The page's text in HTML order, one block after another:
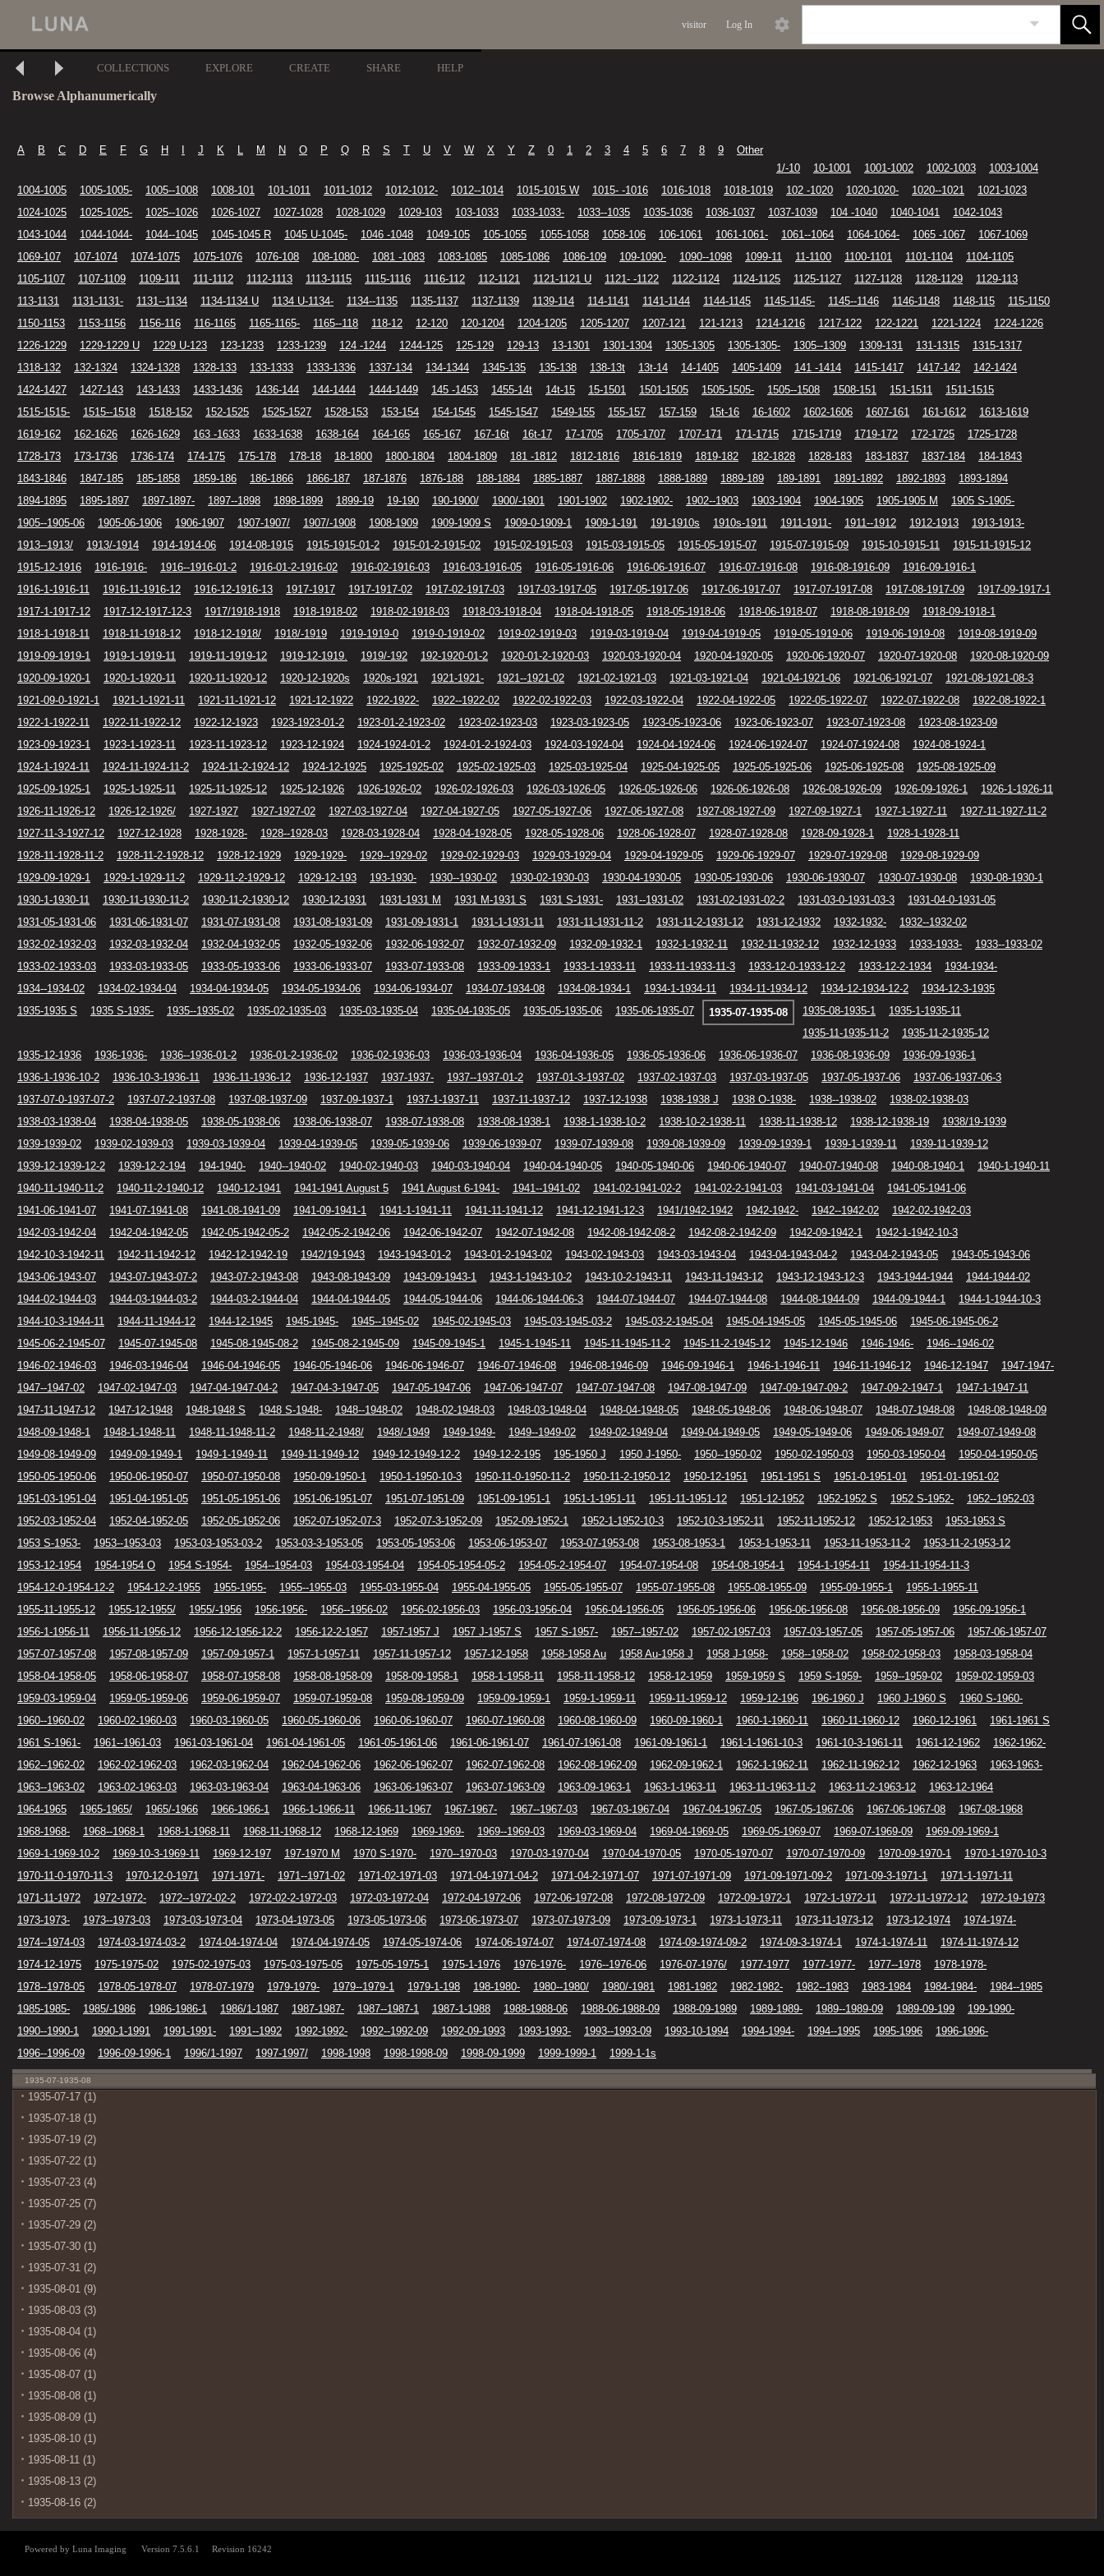
visitor Log In
COLLECTIONS EXPLORE CREATE SHARE HELP
Browse Alphanumerically
A B C D E F G H J K L M N O P Q R S T U V W X Y Z 0 1 2 3 4 5 6 7 8 9
Other
1/-10
10-1001 1001-1002 1002-1003
1003-1004
1004-1005
1005-1005- 1005--1008 1008-101 101-1011 1011-1012 1012-1012- 1012--1014 1015-1015 W 1015- -1016 1016-1018 1018-1019 102 -1020 1020-1020- 1020--1021
1021-1023
1024-1025
1025-1025- 1025--1026 1026-1027 1027-1028 1028-1029 1029-103 103-1033 1033-1033- 1033--1035 1035-1036 1036-1037 1037-1039 104 -1040 1040-1041
1042-1043
1043-1044
1044-1044- 1044--1045 1045-1045 R 1045 U-1045- 1046 -1048 1049-105 105-1055 1055-1058 1058-106 106-1061 1061-1061- 1061--1064 1064-1064- 1065 -1067
1067-1069
1069-107
107-1074 1074-1075 1075-1076 1076-108 108-1080- 1081 -1083 1083-1085 1085-1086 1086-109 109-1090- 1090--1098 1099-11 11-1100 1100-1101 1101-1104
1104-1105
1105-1107
1107-1109 1109-111 111-1112 1112-1113 1113-1115 1115-1116 1116-112 112-1121 1121-1121 U 1121- -1122 1122-1124 1124-1125 1125-1127 1127-1128 1128-1129
1129-113
113-1131
1131-1131- 1131--1134 1134-1134 U 1134 U-1134- 1134--1135 1135-1137 1137-1139 1139-114 114-1141 1141-1144 1144-1145 1145-1145- 1145--1146 1146-1148 1148-115
115-1150
1150-1153
1153-1156 1156-116 116-1165 1165-1165- 1165--118 118-12 12-120 120-1204 1204-1205 1205-1207 1207-121 121-1213 1214-1216 1217-122 122-1221 1221-1224
1224-1226
1226-1229
1229-1229 U 1229 U-123 123-1233 1233-1239 124 -1244 1244-125 125-129 129-13 13-1301 1301-1304 1305-1305 1305-1305- 1305--1309 1309-131 131-1315
1315-1317
1318-132
132-1324 1324-1328 1328-133 133-1333 1333-1336 1337-134 134-1344 1345-135 135-138 138-13t 13t-14 14-1405 1405-1409 141 -1414 1415-1417 1417-142
142-1424
1424-1427
1427-143 143-1433 1433-1436 1436-144 144-1444 1444-1449 145 -1453 1455-14t 14t-15 15-1501 1501-1505 1505-1505- 1505--1508 1508-151 151-1511
1511-1515
1515-1515-
1515--1518 1518-152 152-1525 1525-1527 1528-153 153-154 154-1545 1545-1547 1549-155 155-157 157-159 15t-16 16-1602 1602-1606 1607-161 161-1612
1613-1619
1619-162
162-1626 1626-1629 163 -1633 1633-1638 1638-164 164-165 165-167 167-16t 16t-17 17-1705 1705-1707 1707-171 171-1715 1715-1719 1719-172 172-1725
1725-1728
1728-173
173-1736 1736-174 174-175 175-178 178-18 18-1800 1800-1804 1804-1809 181 -1812 1812-1816 1816-1819 1819-182 182-1828 1828-183 183-1837 1837-184
184-1843
1843-1846
1847-185 185-1858 1859-186 186-1866 1866-187 187-1876 1876-188 188-1884 1885-1887 1887-1888 1888-1889 1889-189 189-1891 1891-1892 1892-1893
1893-1894
1894-1895
1895-1897 1897-1897- 1897--1898 1898-1899 1899-19 19-190 190-1900/ 1900/-1901 1901-1902 1902-1902- 1902--1903 1903-1904 1904-1905 1905-1905 M
1905 S-1905-
1905--1905-06
1905-06-1906 1906-1907 1907-1907/ 1907/-1908 1908-1909 1909-1909 S 1909-0-1909-1 1909-1-191 191-1910s 1910s-1911 1911-1911- 1911--1912 1912-1913
1913-1913-
1913--1913/
1913/-1914 1914-1914-06 1914-08-1915 1915-1915-01-2 1915-01-2-1915-02 1915-02-1915-03 1915-03-1915-05 1915-05-1915-07 1915-07-1915-09 1915-10-1915-11
1915-11-1915-12
1915-12-1916
1916-1916- 1916--1916-01-2 1916-01-2-1916-02 1916-02-1916-03 1916-03-1916-05 1916-05-1916-06 1916-06-1916-07 1916-07-1916-08 1916-08-1916-09
1916-09-1916-1
1916-1-1916-11
1916-11-1916-12 1916-12-1916-13 1917-1917 1917-1917-02 1917-02-1917-03 1917-03-1917-05 1917-05-1917-06 1917-06-1917-07 1917-07-1917-08 1917-08-1917-09
1917-09-1917-1
1917-1-1917-12
1917-12-1917-12-3 1917/1918-1918 1918-1918-02 1918-02-1918-03 1918-03-1918-04 1918-04-1918-05 1918-05-1918-06 1918-06-1918-07 1918-08-1918-09
1918-09-1918-1
1918-1-1918-11
1918-11-1918-12 1918-12-1918/ 1918/-1919 1919-1919-0 1919-0-1919-02 1919-02-1919-03 1919-03-1919-04 1919-04-1919-05 1919-05-1919-06 1919-06-1919-08
1919-08-1919-09
1919-09-1919-1
1919-1-1919-11 1919-11-1919-12 1919-12-1919. 1919/-192 192-1920-01-2 1920-01-2-1920-03 1920-03-1920-04 1920-04-1920-05 1920-06-1920-07 1920-07-1920-08
1920-08-1920-09
1920-09-1920-1
1920-1-1920-11 1920-11-1920-12 1920-12-1920s 1920s-1921 1921-1921- 1921--1921-02 1921-02-1921-03 1921-03-1921-04 1921-04-1921-06 1921-06-1921-07
1921-08-1921-08-3
1921-09-0-1921-1
1921-1-1921-11 1921-11-1921-12 1921-12-1922 1922-1922- 1922--1922-02 1922-02-1922-03 1922-03-1922-04 1922-04-1922-05 1922-05-1922-07 1922-07-1922-08
1922-08-1922-1
1922-1-1922-11
1922-11-1922-12 1922-12-1923 1923-1923-01-2 1923-01-2-1923-02 1923-02-1923-03 1923-03-1923-05 1923-05-1923-06 1923-06-1923-07 1923-07-1923-08
1923-08-1923-09
1923-09-1923-1
1923-1-1923-11 1923-11-1923-12 1923-12-1924 1924-1924-01-2 1924-01-2-1924-03 1924-03-1924-04 1924-04-1924-06 1924-06-1924-07 1924-07-1924-08
1924-08-1924-1
1924-1-1924-11
1924-11-1924-11-2 1924-11-2-1924-12 1924-12-1925 1925-1925-02 1925-02-1925-03 1925-03-1925-04 1925-04-1925-05 1925-05-1925-06 1925-06-1925-08
1925-08-1925-09
1925-09-1925-1
1925-1-1925-11 1925-11-1925-12 1925-12-1926 1926-1926-02 1926-02-1926-03 1926-03-1926-05 1926-05-1926-06 1926-06-1926-08 1926-08-1926-09 1926-09-1926-1
1926-1-1926-11
1926-11-1926-12
1926-12-1926/ 1927-1927 1927-1927-02 1927-03-1927-04 1927-04-1927-05 1927-05-1927-06 1927-06-1927-08 1927-08-1927-09 1927-09-1927-1 1927-1-1927-11
1927-11-1927-11-2
1927-11-3-1927-12
1927-12-1928 1928-1928- 1928--1928-03 1928-03-1928-04 1928-04-1928-05 1928-05-1928-06 1928-06-1928-07 1928-07-1928-08 1928-09-1928-1
1928-1-1928-11
1928-11-1928-11-2
1928-11-2-1928-12 1928-12-1929 1929-1929- 1929--1929-02 1929-02-1929-03 1929-03-1929-04 1929-04-1929-05 1929-06-1929-07 1929-07-1929-08
1929-08-1929-09
1929-09-1929-1
1929-1-1929-11-2 1929-11-2-1929-12 1929-12-193 193-1930- 1930--1930-02 1930-02-1930-03 1930-04-1930-05 1930-05-1930-06 1930-06-1930-07 1930-07-1930-08
1930-08-1930-1
1930-1-1930-11
1930-11-1930-11-2 1930-11-2-1930-12 1930-12-1931 1931-1931 M 1931 M-1931 S 1931 S-1931- 1931--1931-02 1931-02-1931-02-2 1931-03-0-1931-03-3
1931-04-0-1931-05
1931-05-1931-06
1931-06-1931-07 1931-07-1931-08 1931-08-1931-09 1931-09-1931-1 1931-1-1931-11 1931-11-1931-11-2 1931-11-2-1931-12 1931-12-1932 1932-1932-
1932--1932-02
1932-02-1932-03
1932-03-1932-04 1932-04-1932-05 1932-05-1932-06 1932-06-1932-07 1932-07-1932-09 1932-09-1932-1 1932-1-1932-11 1932-11-1932-12 1932-12-1933 1933-1933-
1933--1933-02
1933-02-1933-03
1933-03-1933-05 1933-05-1933-06 1933-06-1933-07 1933-07-1933-08 1933-09-1933-1 1933-1-1933-11 1933-11-1933-11-3 1933-12-0-1933-12-2 1933-12-2-1934
1934-1934-
1934--1934-02
1934-02-1934-04 1934-04-1934-05 1934-05-1934-06 1934-06-1934-07 1934-07-1934-08 1934-08-1934-1 1934-1-1934-11 1934-11-1934-12 1934-12-1934-12-2
1934-12-3-1935
1935-1935 S
1935 S-1935- 1935--1935-02 1935-02-1935-03 1935-03-1935-04 1935-04-1935-05 1935-05-1935-06 1935-06-1935-07 1935-07-1935-08 1935-08-1935-1
1935-1-1935-11
1935-11-1935-11-2
1935-11-2-1935-12
1935-12-1936
1936-1936- 1936--1936-01-2 1936-01-2-1936-02 1936-02-1936-03 1936-03-1936-04 1936-04-1936-05 1936-05-1936-06 1936-06-1936-07 1936-08-1936-09
1936-09-1936-1
1936-1-1936-10-2
1936-10-3-1936-11 1936-11-1936-12 1936-12-1937 1937-1937- 1937--1937-01-2 1937-01-3-1937-02 1937-02-1937-03 1937-03-1937-05 1937-05-1937-06
1937-06-1937-06-3
1937-07-0-1937-07-2
1937-07-2-1937-08 1937-08-1937-09 1937-09-1937-1 1937-1-1937-11 1937-11-1937-12 1937-12-1938 1938-1938 J 1938 O-1938- 1938--1938-02
1938-02-1938-03
1938-03-1938-04
1938-04-1938-05 1938-05-1938-06 1938-06-1938-07 1938-07-1938-08 1938-08-1938-1 1938-1-1938-10-2 1938-10-2-1938-11 1938-11-1938-12 1938-12-1938-19
1938/19-1939
1939-1939-02
1939-02-1939-03 1939-03-1939-04 1939-04-1939-05 1939-05-1939-06 1939-06-1939-07 1939-07-1939-08 1939-08-1939-09 1939-09-1939-1 1939-1-1939-11
1939-11-1939-12
1939-12-1939-12-2
1939-12-2-194 194-1940- 1940--1940-02 1940-02-1940-03 1940-03-1940-04 1940-04-1940-05 1940-05-1940-06 1940-06-1940-07 1940-07-1940-08 1940-08-1940-1
1940-1-1940-11
1940-11-1940-11-2
1940-11-2-1940-12 1940-12-1941 1941-1941 August 5 1941 August 6-1941- 1941--1941-02 1941-02-1941-02-2 1941-02-2-1941-03 1941-03-1941-04
1941-05-1941-06
1941-06-1941-07
1941-07-1941-08 1941-08-1941-09 1941-09-1941-1 1941-1-1941-11 1941-11-1941-12 1941-12-1941-12-3 1941/1942-1942 1942-1942- 1942--1942-02
1942-02-1942-03
1942-03-1942-04
1942-04-1942-05 1942-05-1942-05-2 1942-05-2-1942-06 1942-06-1942-07 1942-07-1942-08 1942-08-1942-08-2 1942-08-2-1942-09 1942-09-1942-1
1942-1-1942-10-3
1942-10-3-1942-11
1942-11-1942-12 1942-12-1942-19 1942/19-1943 1943-1943-01-2 1943-01-2-1943-02 1943-02-1943-03 1943-03-1943-04 1943-04-1943-04-2 1943-04-2-1943-05
1943-05-1943-06
1943-06-1943-07
1943-07-1943-07-2 1943-07-2-1943-08 1943-08-1943-09 1943-09-1943-1 1943-1-1943-10-2 1943-10-2-1943-11 1943-11-1943-12 1943-12-1943-12-3 1943-1944-1944
1944-1944-02
1944-02-1944-03
1944-03-1944-03-2 1944-03-2-1944-04 1944-04-1944-05 1944-05-1944-06 1944-06-1944-06-3 1944-07-1944-07 1944-07-1944-08 1944-08-1944-09 1944-09-1944-1
1944-1-1944-10-3
1944-10-3-1944-11
1944-11-1944-12 1944-12-1945 1945-1945- 1945--1945-02 1945-02-1945-03 1945-03-1945-03-2 1945-03-2-1945-04 1945-04-1945-05 1945-05-1945-06
1945-06-1945-06-2
1945-06-2-1945-07
1945-07-1945-08 1945-08-1945-08-2 1945-08-2-1945-09 1945-09-1945-1 1945-1-1945-11 1945-11-1945-11-2 1945-11-2-1945-12 1945-12-1946 1946-1946-
1946--1946-02
1946-02-1946-03
1946-03-1946-04 1946-04-1946-05 1946-05-1946-06 1946-06-1946-07 1946-07-1946-08 1946-08-1946-09 1946-09-1946-1 1946-1-1946-11 1946-11-1946-12 1946-12-1947
1947-1947-
1947--1947-02
1947-02-1947-03 1947-04-1947-04-2 1947-04-3-1947-05 1947-05-1947-06 1947-06-1947-07 1947-07-1947-08 1947-08-1947-09 1947-09-1947-09-2 1947-09-2-1947-1
1947-1-1947-11
1947-11-1947-12
1947-12-1948 1948-1948 S 1948 S-1948- 1948--1948-02 1948-02-1948-03 1948-03-1948-04 1948-04-1948-05 1948-05-1948-06 1948-06-1948-07 1948-07-1948-08
1948-08-1948-09
1948-09-1948-1
1948-1-1948-11 1948-11-1948-11-2 1948-11-2-1948/ 1948/-1949 1949-1949- 1949--1949-02 1949-02-1949-04 1949-04-1949-05 1949-05-1949-06 1949-06-1949-07
1949-07-1949-08
1949-08-1949-09
1949-09-1949-1 1949-1-1949-11 1949-11-1949-12 1949-12-1949-12-2 1949-12-2-195 195-1950 J 1950 J-1950- 1950--1950-02 1950-02-1950-03 1950-03-1950-04
1950-04-1950-05
1950-05-1950-06
1950-06-1950-07 1950-07-1950-08 1950-09-1950-1 1950-1-1950-10-3 1950-11-0-1950-11-2 1950-11-2-1950-12 1950-12-1951 1951-1951 S 1951-0-1951-01
1951-01-1951-02
1951-03-1951-04
1951-04-1951-05 1951-05-1951-06 1951-06-1951-07 1951-07-1951-09 1951-09-1951-1 1951-1-1951-11 1951-11-1951-12 1951-12-1952 1952-1952 S 1952 S-1952-
1952--1952-03
1952-03-1952-04
1952-04-1952-05 1952-05-1952-06 1952-07-1952-07-3 1952-07-3-1952-09 1952-09-1952-1 1952-1-1952-10-3 1952-10-3-1952-11 1952-11-1952-12 1952-12-1953
1953-1953 S
1953 S-1953-
1953--1953-03 1953-03-1953-03-2 1953-03-3-1953-05 1953-05-1953-06 1953-06-1953-07 1953-07-1953-08 1953-08-1953-1 1953-1-1953-11 1953-11-1953-11-2
1953-11-2-1953-12
1953-12-1954
1954-1954 O 1954 S-1954- 1954--1954-03 1954-03-1954-04 1954-05-1954-05-2 1954-05-2-1954-07 1954-07-1954-08 1954-08-1954-1 1954-1-1954-11
1954-11-1954-11-3
1954-12-0-1954-12-2
1954-12-2-1955 1955-1955- 1955--1955-03 1955-03-1955-04 1955-04-1955-05 1955-05-1955-07 1955-07-1955-08 1955-08-1955-09 1955-09-1955-1
1955-1-1955-11
1955-11-1955-12
1955-12-1955/ 1955/-1956 1956-1956- 1956--1956-02 1956-02-1956-03 1956-03-1956-04 1956-04-1956-05 1956-05-1956-06 1956-06-1956-08 1956-08-1956-09
1956-09-1956-1
1956-1-1956-11
1956-11-1956-12 1956-12-1956-12-2 1956-12-2-1957 1957-1957 J 1957 J-1957 S 1957 S-1957- 1957--1957-02 1957-02-1957-03 1957-03-1957-05 1957-05-1957-06
1957-06-1957-07
1957-07-1957-08
1957-08-1957-09 1957-09-1957-1 1957-1-1957-11 1957-11-1957-12 1957-12-1958 1958-1958 Au 1958 Au-1958 J 1958 J-1958- 1958--1958-02 1958-02-1958-03
1958-03-1958-04
1958-04-1958-05
1958-06-1958-07 1958-07-1958-08 1958-08-1958-09 1958-09-1958-1 1958-1-1958-11 1958-11-1958-12 1958-12-1959 1959-1959 S 1959 S-1959- 1959--1959-02
1959-02-1959-03
1959-03-1959-04
1959-05-1959-06 1959-06-1959-07 1959-07-1959-08 1959-08-1959-09 1959-09-1959-1 1959-1-1959-11 1959-11-1959-12 1959-12-196 196-1960 J 1960 J-1960 S
1960 S-1960-
1960--1960-02
1960-02-1960-03 1960-03-1960-05 1960-05-1960-06 1960-06-1960-07 1960-07-1960-08 1960-08-1960-09 1960-09-1960-1 1960-1-1960-11 1960-11-1960-12 1960-12-1961
1961-1961 S
1961 S-1961-
1961--1961-03 1961-03-1961-04 1961-04-1961-05 1961-05-1961-06 1961-06-1961-07 1961-07-1961-08 1961-09-1961-1 1961-1-1961-10-3 1961-10-3-1961-11 1961-12-1962
1962-1962-
1962--1962-02
1962-02-1962-03 1962-03-1962-04 1962-04-1962-06 1962-06-1962-07 1962-07-1962-08 1962-08-1962-09 1962-09-1962-1 1962-1-1962-11 1962-11-1962-12 1962-12-1963
1963-1963-
1963--1963-02
1963-02-1963-03 1963-03-1963-04 1963-04-1963-06 1963-06-1963-07 1963-07-1963-09 1963-09-1963-1 1963-1-1963-11 1963-11-1963-11-2 1963-11-2-1963-12
1963-12-1964
1964-1965
1965-1965/ 1965/-1966 1966-1966-1 1966-1-1966-11 1966-11-1967 1967-1967- 1967--1967-03 1967-03-1967-04 1967-04-1967-05 1967-05-1967-06 1967-06-1967-08
1967-08-1968
1968-1968-
1968--1968-1 1968-1-1968-11 1968-11-1968-12 1968-12-1969 1969-1969- 1969--1969-03 1969-03-1969-04 1969-04-1969-05 1969-05-1969-07 1969-07-1969-09
1969-09-1969-1
1969-1-1969-10-2
1969-10-3-1969-11 1969-12-197 197-1970 M 1970 S-1970- 1970--1970-03 1970-03-1970-04 1970-04-1970-05 1970-05-1970-07 1970-07-1970-09 1970-09-1970-1
1970-1-1970-10-3
1970-11-0-1970-11-3
1970-12-0-1971 1971-1971- 1971--1971-02 1971-02-1971-03 1971-04-1971-04-2 1971-04-2-1971-07 1971-07-1971-09 1971-09-1971-09-2 1971-09-3-1971-1
1971-1-1971-11
1971-11-1972
1972-1972- 1972--1972-02-2 1972-02-2-1972-03 1972-03-1972-04 1972-04-1972-06 1972-06-1972-08 1972-08-1972-09 1972-09-1972-1 1972-1-1972-11 1972-11-1972-12
1972-19-1973
1973-1973-
1973--1973-03 1973-03-1973-04 1973-04-1973-05 1973-05-1973-06 1973-06-1973-07 1973-07-1973-09 1973-09-1973-1 1973-1-1973-11 1973-11-1973-12 1973-12-1974
1974-1974-
1974--1974-03
1974-03-1974-03-2 1974-04-1974-04 1974-04-1974-05 1974-05-1974-06 1974-06-1974-07 1974-07-1974-08 1974-09-1974-09-2 1974-09-3-1974-1 1974-1-1974-11
1974-11-1974-12
1974-12-1975
1975-1975-02 1975-02-1975-03 1975-03-1975-05 1975-05-1975-1 1975-1-1976 1976-1976- 1976--1976-06 1976-07-1976/ 1977-1977 1977-1977- 1977--1978
1978-1978-
1978--1978-05
1978-05-1978-07 1978-07-1979 1979-1979- 1979--1979-1 1979-1-198 198-1980- 1980--1980/ 1980/-1981 1981-1982 1982-1982- 1982--1983 1983-1984 1984-1984-
1984--1985
1985-1985-
1985/-1986 1986-1986-1 1986/1-1987 1987-1987- 1987--1987-1 1987-1-1988 1988-1988-06 1988-06-1988-09 1988-09-1989 1989-1989- 1989--1989-09 1989-09-199
199-1990-
1990--1990-1
1990-1-1991 1991-1991- 1991--1992 1992-1992- 1992--1992-09 1992-09-1993 1993-1993- 1993--1993-09 1993-10-1994 1994-1994- 1994--1995 1995-1996
1996-1996-
1996--1996-09
1996-09-1996-1 1996/1-1997 1997-1997/ 1998-1998 1998-1998-09 1998-09-1999 1999-1999-1 1999-1-1s
1935-07-1935-08
1935-07-17 (1)
1935-07-18 (1)
1935-07-19 (2)
1935-07-22 (1)
1935-07-23 (4)
1935-07-25 (7)
1935-07-29 (2)
1935-07-30 (1)
1935-07-31 (2)
1935-08-01 (9)
1935-08-03 (3)
1935-08-04 (1)
1935-08-06 (4)
1935-08-07 (1)
1935-08-08 (1)
1935-08-09 (1)
1935-08-10 (1)
1935-08-11 (1)
1935-08-13 (2)
1935-08-16 (2)